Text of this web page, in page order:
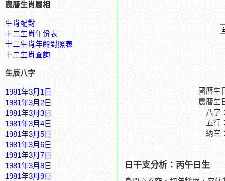
農曆生肖屬相
生肖配對
十二生肖年份表
十二生肖年齡對照表
十二生肖查詢
生辰八字
1981年3月1日
1981年3月2日
1981年3月3日
1981年3月4日
1981年3月5日
1981年3月6日
1981年3月7日
1981年3月8日
1981年3月9日
國曆生
農曆生
八字
五行
納音
日干支分析：丙午日生